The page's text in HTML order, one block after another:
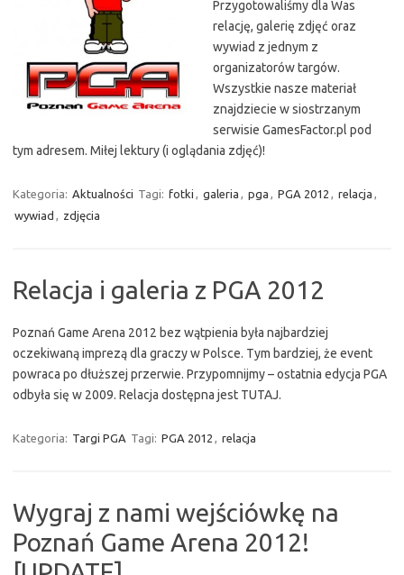
Przygotowaliśmy dla Was
relację, galerię zdjęć oraz
wywiad z jednym z
organizatorów targów.
Wszystkie nasze materiał
znajdziecie w siostrzanym
serwisie GamesFactor.pl pod
tym adresem. Miłej lektury (i oglądania zdjęć)!
Kategoria: Aktualności Tagi: fotki galeria pga PGA 2012 relacja
wywiad
zdjęcia
Relacja i galeria z PGA 2012
Poznań Game Arena 2012 bez wątpienia była najbardziej
oczekiwaną imprezą dla graczy w Polsce. Tym bardziej, że event
powraca po dłuższej przerwie. Przypomnijmy – ostatnia edycja PGA
odbyła się w 2009. Relacja dostępna jest TUTAJ.
Kategoria: Targi PGA Tagi: PGA 2012 relacja
Wygraj z nami wejściówkę na
Poznań Game Arena 2012!